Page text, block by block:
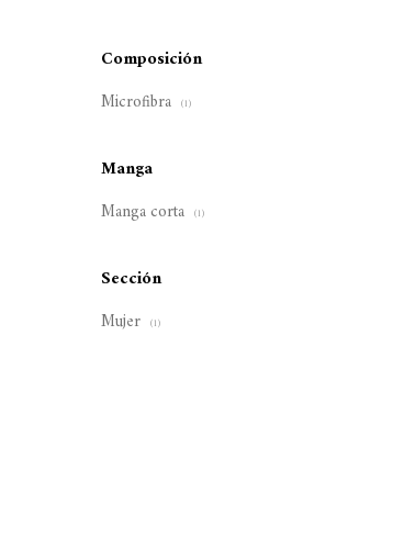
Composición
Microfibra (1)
Manga
Manga corta (1)
Sección
Mujer (1)